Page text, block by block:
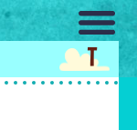
T